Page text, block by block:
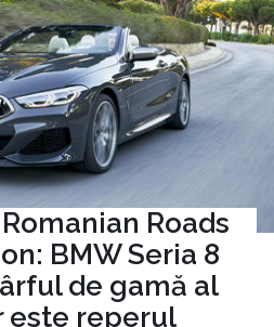
Roads
BMW Seria 8
de gamă al
este reperul